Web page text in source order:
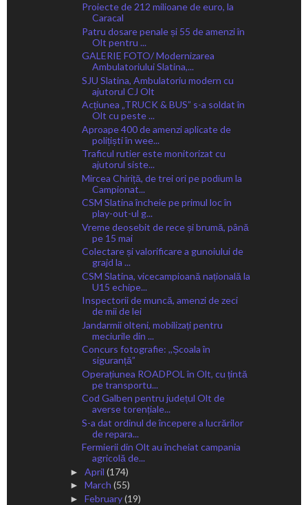
Proiecte de 212 milioane de euro, la
Caracal
Patru dosare penale și 55 de amenzi în
Olt pentru ...
GALERIE FOTO/ Modernizarea
Ambulatoriului Slatina,...
SJU Slatina, Ambulatoriu modern cu
ajutorul CJ Olt
Acțiunea „TRUCK & BUS” s-a soldat în
Olt cu peste ...
Aproape 400 de amenzi aplicate de
polițiști în wee...
Traficul rutier este monitorizat cu
ajutorul siste...
Mircea Chiriță, de trei ori pe podium la
Campionat...
CSM Slatina încheie pe primul loc în
play-out-ul g...
Vreme deosebit de rece și brumă, până
pe 15 mai
Colectare și valorificare a gunoiului de
grajd la ...
CSM Slatina, vicecampioană națională la
U15 echipe...
Inspectorii de muncă, amenzi de zeci
de mii de lei
Jandarmii olteni, mobilizați pentru
meciurile din ...
Concurs fotografie: ,,Școala în
siguranță”
Operațiunea ROADPOL în Olt, cu țintă
pe transportu...
Cod Galben pentru județul Olt de
averse torențiale...
S-a dat ordinul de începere a lucrărilor
de repara...
Fermierii din Olt au încheiat campania
agricolă de...
► April (174)
► March (55)
► February(19)